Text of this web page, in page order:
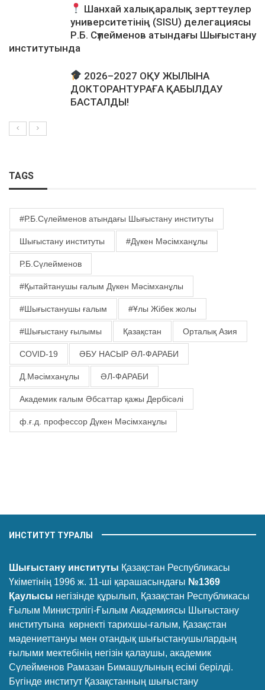
Шанхай халықаралық зерттеулер
университетінің (SISU) делегациясы
Р.Б. Сүлейменов атындағы Шығыстану
институтында
2026–2027 ОҚУ ЖЫЛЫНА
ДОКТОРАНТУРАҒА ҚАБЫЛДАУ
БАСТАЛДЫ!
TAGS
#Р.Б.Сүлейменов атындағы Шығыстану институты
Шығыстану институты #Дүкен Мәсімханұлы
Р.Б.Сүлейменов
#Қытайтанушы ғалым Дүкен Мәсімханұлы
#Шығыстанушы ғалым #Ұлы Жібек жолы
#Шығыстану ғылымы Қазақстан Орталық Азия
COVID-19 ӘБУ НАСЫР ӘЛ-ФАРАБИ
Д.Мәсімханұлы ӘЛ-ФАРАБИ
Академик ғалым Әбсаттар қажы Дербісәлі
ф.ғ.д. профессор Дүкен Мәсімханұлы
ИНСТИТУТ ТУРАЛЫ
Шығыстану институты Қазақстан Республикасы
Үкіметінің 1996 ж. 11-ші қарашасындағы №1369
Қаулысы негізінде құрылып, Қазақстан Республикасы
Ғылым Министрлігі-Ғылым Академиясы Шығыстану
институтына көрнекті тарихшы-ғалым, Қазақстан
мәдениеттануы мен отандық шығыстанушылардың
ғылыми мектебінің негізін қалаушы, академик
Сүлейменов Рамазан Бимашұлының есімі берілді.
Бүгінде институт Қазақстанның шығыстану